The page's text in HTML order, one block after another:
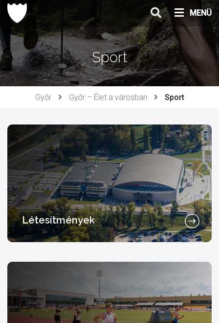
Ugrás
tartalomhoz
MENÜ
Sport
Győr Győr – Élet a városban Sport
Létesítmények